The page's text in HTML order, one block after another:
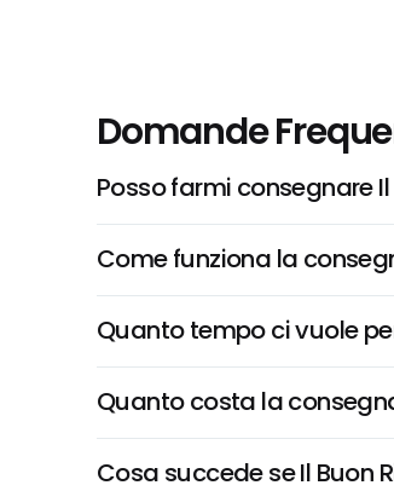
Domande
Posso farmi consegnare
Come funziona la
Quanto tempo ci vuole
Quanto costa la
Cosa succede se Il Buon